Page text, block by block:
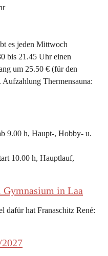
es jeden Mittwoch
bis 21.45 Uhr einen
um 25.50 € (für den
Thermensauna:
9.00 h, Haupt-, Hobby- u.
10.00 h, Hauptlauf,
in Laa
dafür hat Franaschitz René: